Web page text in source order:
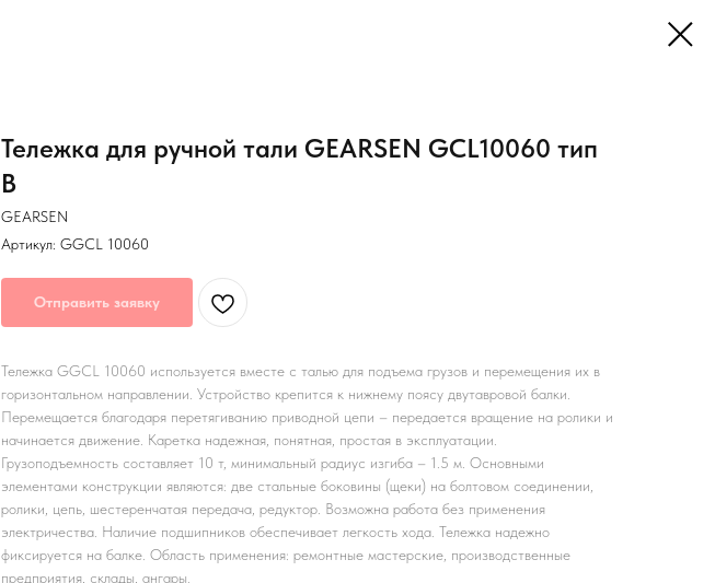
Тележка для ручной тали GEARSEN GCL10060 тип
B
GEARSEN
Артикул: GGCL 10060
Отправить заявку
Тележка GGCL 10060 используется вместе с талью для подъема грузов и перемещения их в
горизонтальном направлении. Устройство крепится к нижнему поясу двутавровой балки.
Перемещается благодаря перетягиванию приводной цепи – передается вращение на ролики и
начинается движение. Каретка надежная, понятная, простая в эксплуатации.
Грузоподъемность составляет 10 т, минимальный радиус изгиба – 1.5 м. Основными
элементами конструкции являются: две стальные боковины (щеки) на болтовом соединении,
ролики, цепь, шестеренчатая передача, редуктор. Возможна работа без применения
электричества. Наличие подшипников обеспечивает легкость хода. Тележка надежно
фиксируется на балке. Область применения: ремонтные мастерские, производственные
предприятия, склады, ангары.